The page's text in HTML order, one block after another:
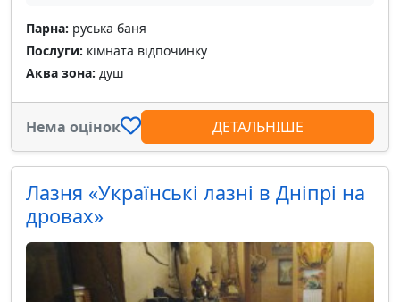
Парна: руська баня
Послуги: кімната відпочинку
Аква зона: душ
Нема оцінок ДЕТАЛЬНІШЕ
Лазня «Українські лазні в Дніпрі на
дровах»